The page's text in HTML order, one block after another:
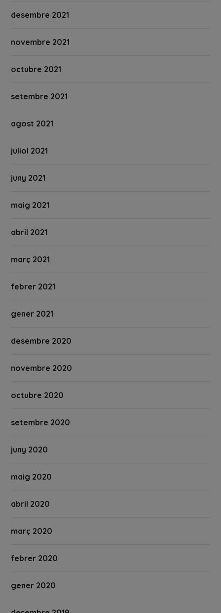
desembre 2021
novembre 2021
octubre 2021
setembre 2021
agost 2021
juliol 2021
juny 2021
maig 2021
abril 2021
març 2021
febrer 2021
gener 2021
desembre 2020
novembre 2020
octubre 2020
setembre 2020
juny 2020
maig 2020
abril 2020
març 2020
febrer 2020
gener 2020